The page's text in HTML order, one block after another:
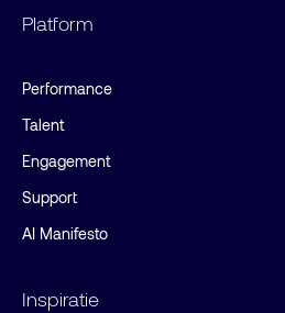
Platform
Performance
Talent
Engagement
Support
AI Manifesto
Inspiratie